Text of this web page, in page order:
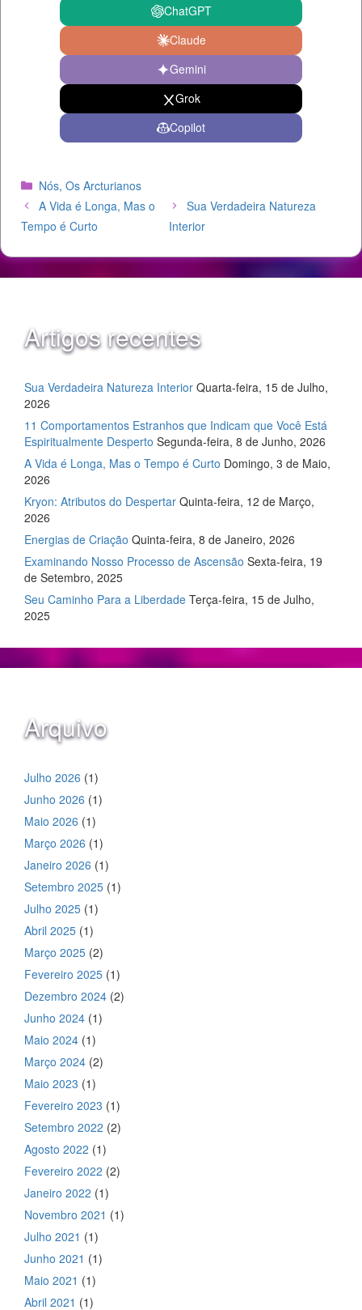
ChatGPT
Claude
Gemini
Grok
Copilot
Categorias
Nós, Os Arcturianos
A Vida é Longa, Mas o
Tempo é Curto
Sua Verdadeira Natureza
Interior
Artigos recentes
Sua Verdadeira Natureza Interior Quarta-feira, 15 de Julho,
2026
11 Comportamentos Estranhos que Indicam que Você Está
Espiritualmente Desperto Segunda-feira, 8 de Junho, 2026
A Vida é Longa, Mas o Tempo é Curto Domingo, 3 de Maio,
2026
Kryon: Atributos do Despertar Quinta-feira, 12 de Março,
2026
Energias de Criação Quinta-feira, 8 de Janeiro, 2026
Examinando Nosso Processo de Ascensão Sexta-feira, 19
de Setembro, 2025
Seu Caminho Para a Liberdade Terça-feira, 15 de Julho,
2025
Arquivo
Julho 2026 (1)
Junho 2026 (1)
Maio 2026 (1)
Março 2026 (1)
Janeiro 2026 (1)
Setembro 2025 (1)
Julho 2025 (1)
Abril 2025 (1)
Março 2025 (2)
Fevereiro 2025 (1)
Dezembro 2024 (2)
Junho 2024 (1)
Maio 2024 (1)
Março 2024 (2)
Maio 2023 (1)
Fevereiro 2023 (1)
Setembro 2022 (2)
Agosto 2022 (1)
Fevereiro 2022 (2)
Janeiro 2022 (1)
Novembro 2021 (1)
Julho 2021 (1)
Junho 2021 (1)
Maio 2021 (1)
Abril 2021 (1)